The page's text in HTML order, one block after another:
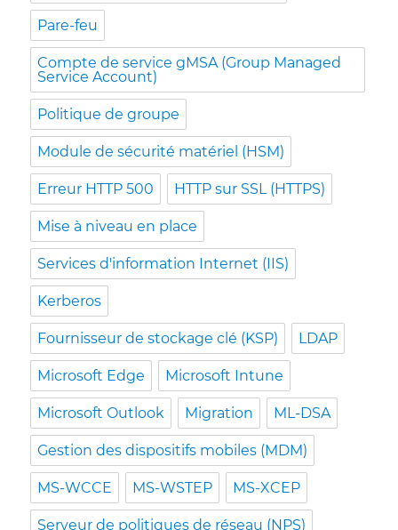
Pare-feu
Compte de service gMSA (Group Managed
Service Account)
Politique de groupe
Module de sécurité matériel (HSM)
Erreur HTTP 500 HTTP sur SSL (HTTPS)
Mise à niveau en place
Services d'information Internet (IIS)
Kerberos
Fournisseur de stockage clé (KSP) LDAP
Microsoft Edge Microsoft Intune
Microsoft Outlook Migration ML-DSA
Gestion des dispositifs mobiles (MDM)
MS-WCCE MS-WSTEP MS-XCEP
Serveur de politiques de réseau (NPS)